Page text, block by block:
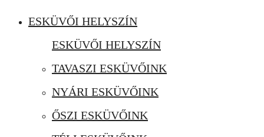
ESKÜVŐI HELYSZÍN
ESKÜVŐI HELYSZÍN
TAVASZI ESKÜVŐINK
NYÁRI ESKÜVŐINK
ŐSZI ESKÜVŐINK